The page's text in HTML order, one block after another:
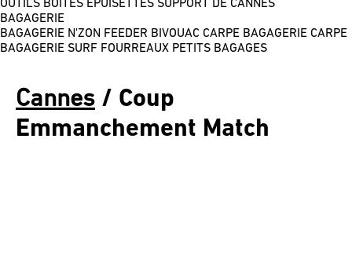
OUTILS BOÎTES ÉPUISETTES SUPPORT DE CANNES
BAGAGERIE
BAGAGERIE N'ZON FEEDER BIVOUAC CARPE BAGAGERIE CARPE
BAGAGERIE SURF FOURREAUX PETITS BAGAGES
Cannes / Coup
Emmanchement Match